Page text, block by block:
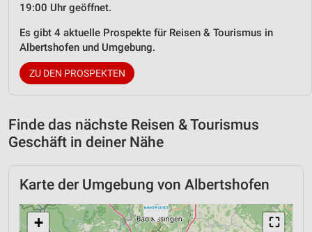
19:00 Uhr geöffnet.
Es gibt 4 aktuelle Prospekte für Reisen & Tourismus in
Albertshofen und Umgebung.
ZU DEN PROSPEKTEN
Finde das nächste Reisen & Tourismus
Geschäft in deiner Nähe
Karte der Umgebung von Albertshofen
⛶
+